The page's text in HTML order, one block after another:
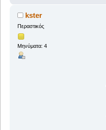
kster
Περαστικός
Μηνύματα: 4